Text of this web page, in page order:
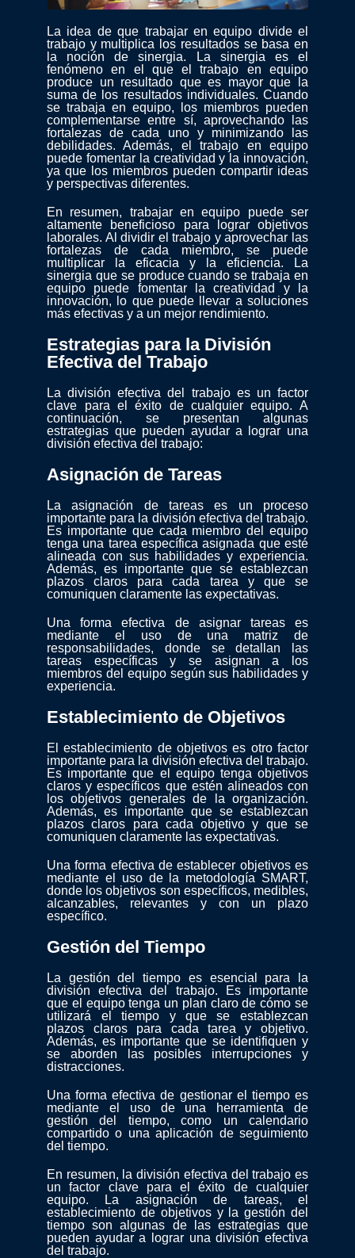
La idea de que trabajar en equipo divide el
trabajo y multiplica los resultados se basa en
la noción de sinergia. La sinergia es el
fenómeno en el que el trabajo en equipo
produce un resultado que es mayor que la
suma de los resultados individuales. Cuando
se trabaja en equipo, los miembros pueden
complementarse entre sí, aprovechando las
fortalezas de cada uno y minimizando las
debilidades. Además, el trabajo en equipo
puede fomentar la creatividad y la innovación,
ya que los miembros pueden compartir ideas
y perspectivas diferentes.
En resumen, trabajar en equipo puede ser
altamente beneficioso para lograr objetivos
laborales. Al dividir el trabajo y aprovechar las
fortalezas de cada miembro, se puede
multiplicar la eficacia y la eficiencia. La
sinergia que se produce cuando se trabaja en
equipo puede fomentar la creatividad y la
innovación, lo que puede llevar a soluciones
más efectivas y a un mejor rendimiento.
Estrategias para la División
Efectiva del Trabajo
La división efectiva del trabajo es un factor
clave para el éxito de cualquier equipo. A
continuación, se presentan algunas
estrategias que pueden ayudar a lograr una
división efectiva del trabajo:
Asignación de Tareas
La asignación de tareas es un proceso
importante para la división efectiva del trabajo.
Es importante que cada miembro del equipo
tenga una tarea específica asignada que esté
alineada con sus habilidades y experiencia.
Además, es importante que se establezcan
plazos claros para cada tarea y que se
comuniquen claramente las expectativas.
Una forma efectiva de asignar tareas es
mediante el uso de una matriz de
responsabilidades, donde se detallan las
tareas específicas y se asignan a los
miembros del equipo según sus habilidades y
experiencia.
Establecimiento de Objetivos
El establecimiento de objetivos es otro factor
importante para la división efectiva del trabajo.
Es importante que el equipo tenga objetivos
claros y específicos que estén alineados con
los objetivos generales de la organización.
Además, es importante que se establezcan
plazos claros para cada objetivo y que se
comuniquen claramente las expectativas.
Una forma efectiva de establecer objetivos es
mediante el uso de la metodología SMART,
donde los objetivos son específicos, medibles,
alcanzables, relevantes y con un plazo
específico.
Gestión del Tiempo
La gestión del tiempo es esencial para la
división efectiva del trabajo. Es importante
que el equipo tenga un plan claro de cómo se
utilizará el tiempo y que se establezcan
plazos claros para cada tarea y objetivo.
Además, es importante que se identifiquen y
se aborden las posibles interrupciones y
distracciones.
Una forma efectiva de gestionar el tiempo es
mediante el uso de una herramienta de
gestión del tiempo, como un calendario
compartido o una aplicación de seguimiento
del tiempo.
En resumen, la división efectiva del trabajo es
un factor clave para el éxito de cualquier
equipo. La asignación de tareas, el
establecimiento de objetivos y la gestión del
tiempo son algunas de las estrategias que
pueden ayudar a lograr una división efectiva
del trabajo.